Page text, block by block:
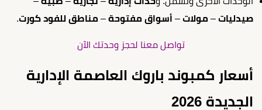
صيدليات – مولات – أسواق مفتوحة – مناطق للفود كورت.
تواصل معنا لحجز وحدتك الآن
أسعار كمبوند باروك العاصمة الإدارية
الجديدة 2026